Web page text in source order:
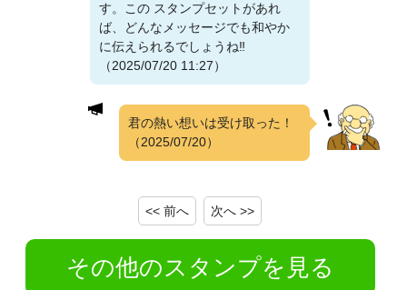
す。この スタンプセットがあれ
ば、どんなメッセージでも和やか
に伝えられるでしょうね‼️
（2025/07/20 11:27）
君の熱い想いは受け取った！
（2025/07/20）
<< 前へ 次へ >>
その他のスタンプを見る